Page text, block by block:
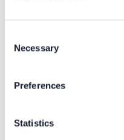
Selection
Necessary
Preferences
Statistics
Produkten und
Partnerbereich verfügbar.